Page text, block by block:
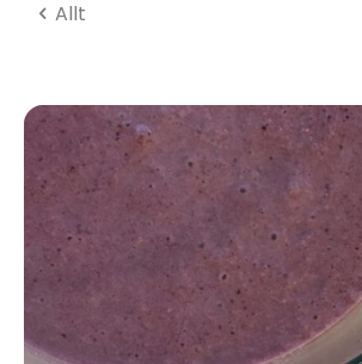
Allt